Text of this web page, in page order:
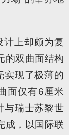
上却颇为复
的双曲面结构
实现了极薄的
面仅有6厘米
与瑞士苏黎世
成，以国际联